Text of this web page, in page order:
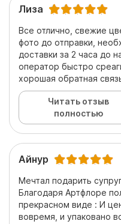
Лиза
Все отлично, свежие
фото до отправки,
доставки за 2 часа до
оператор быстро
хорошая обратная
Читать отзыв
полностью
Айнур
Мечтал подарить
Благодаря Артфлоре
прекрасном виде : И
вовремя, и упаковано